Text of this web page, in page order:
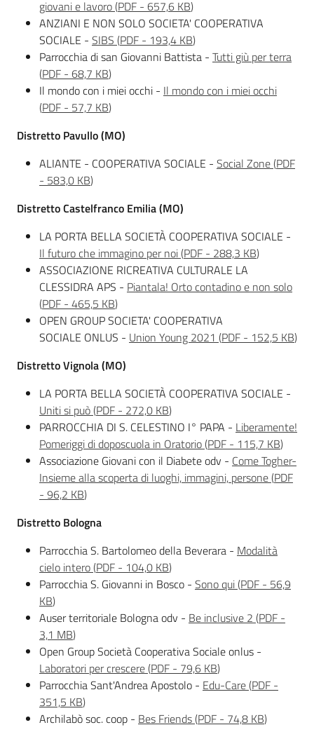
giovani e lavoro(PDF - 657,6 KB)
ANZIANI E NON SOLO SOCIETA' COOPERATIVA
SOCIALE - SIBS (PDF - 193,4 KB)
Parrocchia di san Giovanni Battista - Tutti giù per terra
(PDF - 68,7 KB)
Il mondo con i miei occhi - Il mondo con i miei occhi
(PDF - 57,7 KB)
Distretto Pavullo (MO)
ALIANTE - COOPERATIVA SOCIALE - Social Zone(PDF
- 583,0 KB)
Distretto Castelfranco Emilia (MO)
LA PORTA BELLA SOCIETÀ COOPERATIVA SOCIALE -
Il futuro che immagino per noi(PDF - 288,3 KB)
ASSOCIAZIONE RICREATIVA CULTURALE LA
CLESSIDRA APS - Piantala! Orto contadino e non solo
(PDF - 465,5 KB)
OPEN GROUP SOCIETA' COOPERATIVA
SOCIALE ONLUS - Union Young 2021 (PDF - 152,5 KB)
Distretto Vignola (MO)
LA PORTA BELLA SOCIETÀ COOPERATIVA SOCIALE -
Uniti si può(PDF - 272,0 KB)
PARROCCHIA DI S. CELESTINO I° PAPA - Liberamente!
Pomeriggi di doposcuola in Oratorio(PDF - 115,7 KB)
Associazione Giovani con il Diabete odv - Come Togher-
Insieme alla scoperta di luoghi, immagini, persone(PDF
- 96,2 KB)
Distretto Bologna
Parrocchia S. Bartolomeo della Beverara - Modalità
cielo intero(PDF - 104,0 KB)
Parrocchia S. Giovanni in Bosco - Sono qui(PDF - 56,9
KB)
Auser territoriale Bologna odv - Be inclusive 2 (PDF -
3,1 MB)
Open Group Società Cooperativa Sociale onlus -
Laboratori per crescere(PDF - 79,6 KB)
Parrocchia Sant'Andrea Apostolo - Edu-Care(PDF -
351,5 KB)
Archilabò soc. coop - Bes Friends(PDF - 74,8 KB)